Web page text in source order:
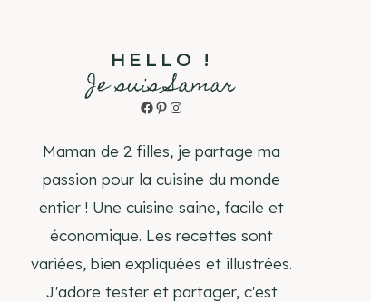
HELLO !
Je suis Samar
Facebook
Pinterest
Instagram
Maman de 2 filles, je partage ma
passion pour la cuisine du monde
entier ! Une cuisine saine, facile et
économique. Les recettes sont
variées, bien expliquées et illustrées.
J'adore tester et partager, c'est